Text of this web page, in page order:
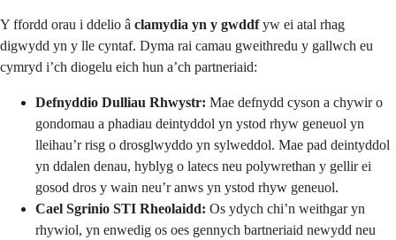
Y ffordd orau i ddelio â clamydia yn y gwddfyw ei atal rhag
digwydd yn y lle cyntaf. Dyma rai camau gweithredu y gallwch eu
cymryd i’ch diogelu eich hun a’ch partneriaid:
Defnyddio Dulliau Rhwystr: Mae defnydd cyson a chywir o
gondomau a phadiau deintyddol yn ystod rhyw geneuol yn
lleihau’r risg o drosglwyddo yn sylweddol. Mae pad deintyddol
yn ddalen denau, hyblyg o latecs neu polywrethan y gellir ei
gosod dros y wain neu’r anws yn ystod rhyw geneuol.
Cael Sgrinio STI Rheolaidd: Os ydych chi’n weithgar yn
rhywiol, yn enwedig os oes gennych bartneriaid newydd neu